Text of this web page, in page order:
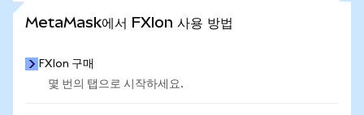
MetaMask에서 FXIon 사용 방법
FXIon 구매
몇 번의 탭으로 시작하세요.